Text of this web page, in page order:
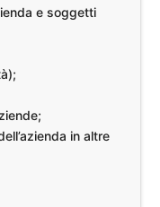
e soggetti
in altre